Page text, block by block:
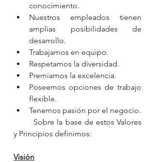
conocimiento.
Nuestros empleados tienen
amplias posibilidades de
desarrollo.
Trabajamos en equipo.
Respetamos la diversidad.
Premiamos la excelencia.
Poseemos opciones de trabajo
flexible.
Tenemos pasión por el negocio.
y Principios definimos:
Visión